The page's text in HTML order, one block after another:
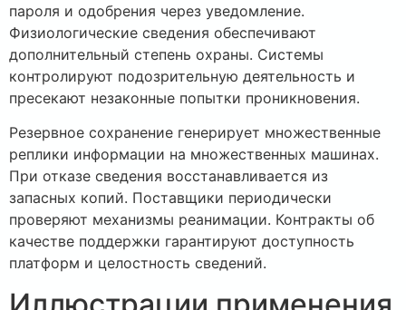
пароля и одобрения через уведомление.
Физиологические сведения обеспечивают
дополнительный степень охраны. Системы
контролируют подозрительную деятельность и
пресекают незаконные попытки проникновения.
Резервное сохранение генерирует множественные
реплики информации на множественных машинах.
При отказе сведения восстанавливается из
запасных копий. Поставщики периодически
проверяют механизмы реанимации. Контракты об
качестве поддержки гарантируют доступность
платформ и целостность сведений.